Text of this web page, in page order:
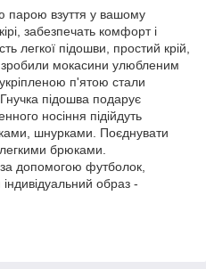
парою взуття у вашому
забезпечать комфорт і
легкої підошви, простий крій,
зробили мокасини улюбленим
п'ятою стали
підошва подарує
носіння підійдуть
шнурками. Поєднувати
брюками.
допомогою футболок,
образ -